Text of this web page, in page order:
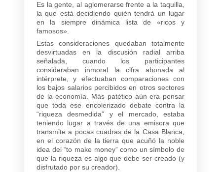
Es la gente, al aglomerarse frente a la taquilla,
la que está decidiendo quién tendrá un lugar
en la siempre dinámica lista de «ricos y
famosos».
Estas consideraciones quedaban totalmente
desvirtuadas en la discusión radial arriba
señalada, cuando los participantes
consideraban inmoral la cifra abonada al
intérprete, y efectuaban comparaciones con
los bajos salarios percibidos en otros sectores
de la economía. Más patético aún era pensar
que toda ese encolerizado debate contra la
“riqueza desmedida” y el mercado, estaba
teniendo lugar a través de una emisora que
transmite a pocas cuadras de la Casa Blanca,
en el corazón de la tierra que acuñó la noble
idea del “to make money” como un símbolo de
que la riqueza es algo que debe ser creado (y
disfrutado por su creador).